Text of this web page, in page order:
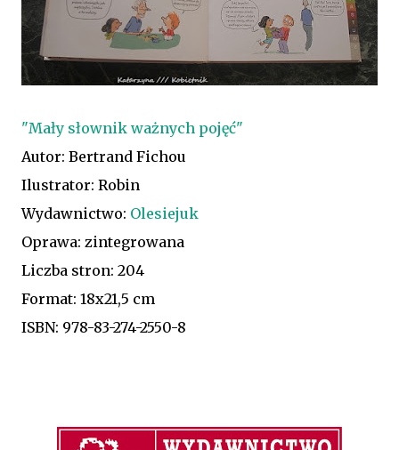
"Mały słownik ważnych pojęć"
Autor: Bertrand Fichou
Ilustrator: Robin
Wydawnictwo: Olesiejuk
Oprawa: zintegrowana
Liczba stron: 204
Format: 18x21,5 cm
ISBN: 978-83-274-2550-8